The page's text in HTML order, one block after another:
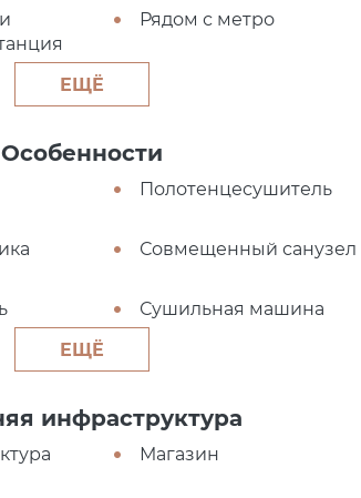
Рядом с метро
ЕЩЁ
Особенности
Полотенцесушитель
Совмещенный санузел
Сушильная машина
ЕЩЁ
инфраструктура
Магазин